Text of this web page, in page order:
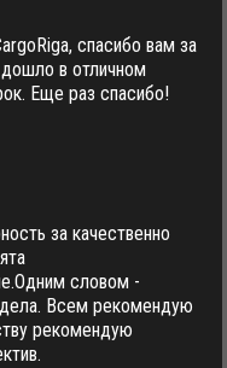
спасибо вам за
в отличном
Еще раз спасибо!
за качественно
словом -
Всем рекомендую
рекомендую